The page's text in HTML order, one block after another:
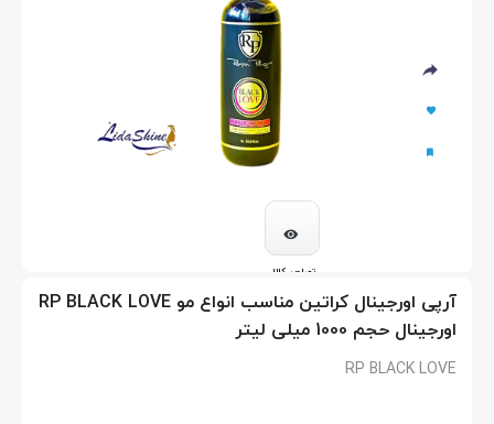
آرپی اورجینال کراتین مناسب انواع مو RP BLACK LOVE
اورجینال حجم 1000 میلی لیتر
RP BLACK LOVE
تصاویر کالا